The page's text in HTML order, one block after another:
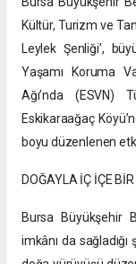
Kültür, Turizm ve
Leylek Şenliği’,
Yaşamı Koruma
Ağı’nda (ESVN)
Eskikaraağaç
boyu düzenlenen
DOĞAYLA İÇ İÇE BİR
Bursa Büyükşehir
imkânı da